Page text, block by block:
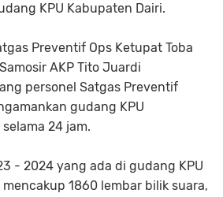
KPU Kabupaten Dairi.
Preventif Ops Ketupat Toba
AKP Tito Juardi
personel Satgas Preventif
gudang KPU
24 jam.
- 2024 yang ada di gudang KPU
1860 lembar bilik suara,